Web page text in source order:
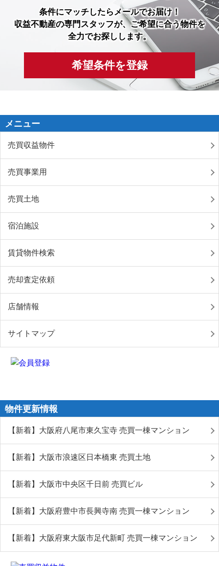
条件にマッチしたら メールでお届け！
収益不動産の専門スタッフが、ご希望に合う物件を
全力でお探しします。
希望条件を登録
メニュー
売買収益物件
売買事業用
売買土地
宿泊施設
賃貸物件検索
売却査定依頼
店舗情報
サイトマップ
物件更新情報
【新着】大阪府八尾市東久宝寺 売買一棟マンション
【新着】大阪市浪速区日本橋東 売買土地
【新着】大阪市中央区千日前 売買ビル
【新着】大阪府豊中市長興寺南 売買一棟マンション
【新着】大阪府東大阪市足代新町 売買一棟マンション